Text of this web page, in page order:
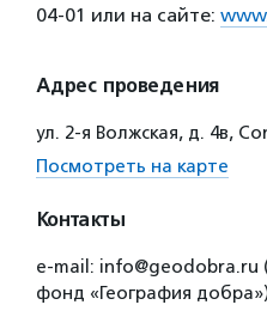
04-01 или на сайте:
Адрес проведения
ул. 2-я Волжская, д. 4в,
Посмотреть на карте
Контакты
e-mail: info@geodobra.ru
фонд «География